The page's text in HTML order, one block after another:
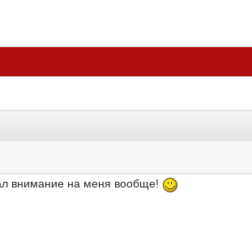
внимание на меня вообще!